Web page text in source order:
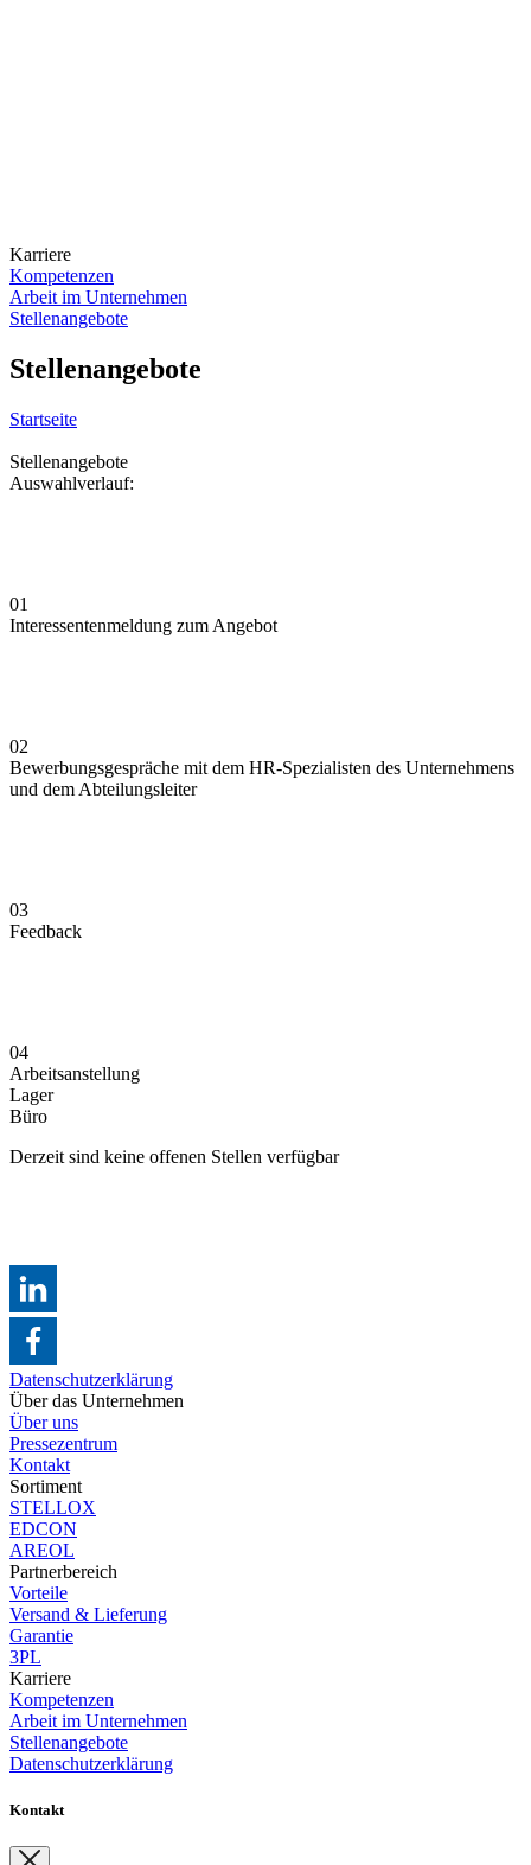
Karriere
Kompetenzen
Arbeit im Unternehmen
Stellenangebote
Stellenangebote
Startseite
Stellenangebote
Auswahlverlauf:
01
Interessentenmeldung zum Angebot
02
Bewerbungsgespräche mit dem HR-Spezialisten des Unternehmens
und dem Abteilungsleiter
03
Feedback
04
Arbeitsanstellung
Lager
Büro
Derzeit sind keine offenen Stellen verfügbar
Datenschutzerklärung
Über das Unternehmen
Über uns
Pressezentrum
Kontakt
Sortiment
STELLOX
EDCON
AREOL
Partnerbereich
Vorteile
Versand & Lieferung
Garantie
3PL
Karriere
Kompetenzen
Arbeit im Unternehmen
Stellenangebote
Datenschutzerklärung
Kontakt